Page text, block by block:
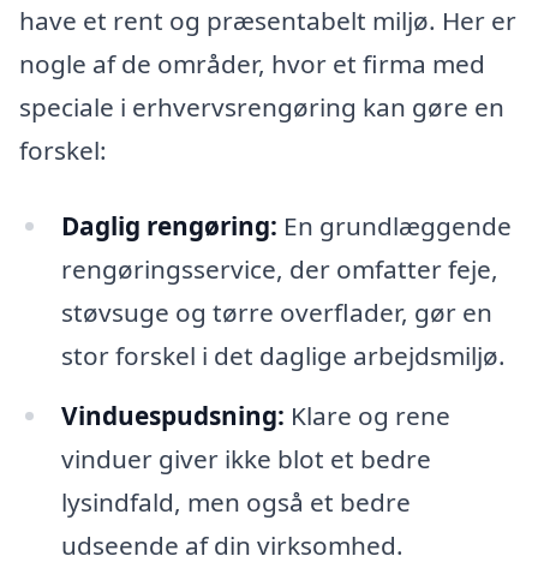
have et rent og præsentabelt miljø. Her er
nogle af de områder, hvor et firma med
speciale i erhvervsrengøring kan gøre en
forskel:
Daglig rengøring: En grundlæggende
rengøringsservice, der omfatter feje,
støvsuge og tørre overflader, gør en
stor forskel i det daglige arbejdsmiljø.
Vinduespudsning: Klare og rene
vinduer giver ikke blot et bedre
lysindfald, men også et bedre
udseende af din virksomhed.